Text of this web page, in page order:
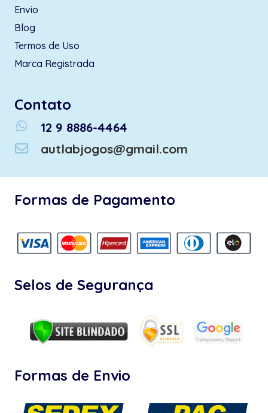
Envio
Blog
Termos de Uso
Marca Registrada
Contato
whatsapp
12 9 8886-4464
autlabjogos@gmail.com
Formas de Pagamento
Selos de Segurança
Formas de Envio